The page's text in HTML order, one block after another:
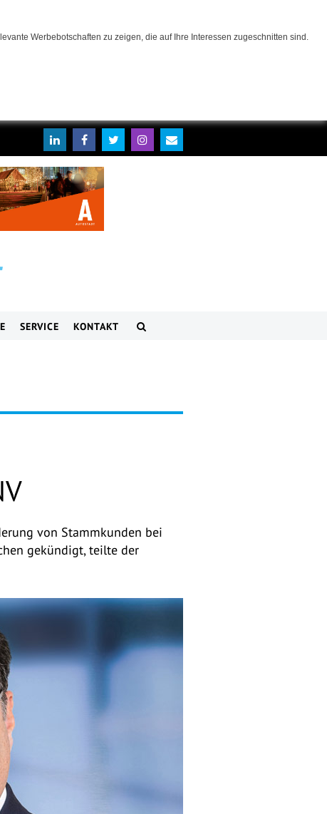
Werbebotschaften zu zeigen, die auf Ihre Interessen zugeschnitten sind.
SERVICE KONTAKT
von Stammkunden bei
gekündigt, teilte der